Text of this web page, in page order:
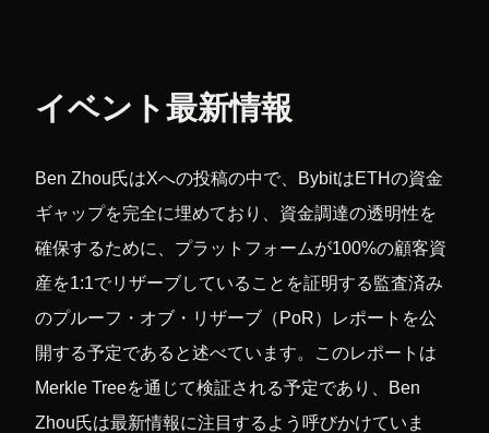
イベント最新情報
Ben Zhou氏はXへの投稿の中で、BybitはETHの資金
ギャップを完全に埋めており、資金調達の透明性を
確保するために、プラットフォームが100%の顧客資
産を1:1でリザーブしていることを証明する監査済み
のプルーフ・オブ・リザーブ（PoR）レポートを公
開する予定であると述べています。このレポートは
Merkle Treeを通じて検証される予定であり、Ben
Zhou氏は最新情報に注目するよう呼びかけていま